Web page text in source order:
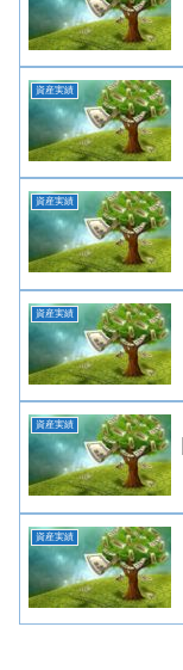
資産実績
資産実績
資産実績
資産実績
資産実績